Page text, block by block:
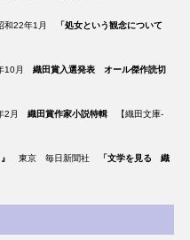
22年1月
「処女という観念について
10月 織田賞入選発表 オール傑作読切
2月 織田賞作家小説特輯【織田文庫-
東京 毎日新聞社
「文学を見る 織